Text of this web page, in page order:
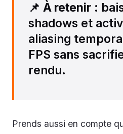
📌 À retenir :
shadows et
aliasing
FPS sans
rendu.
Prends aussi en compte